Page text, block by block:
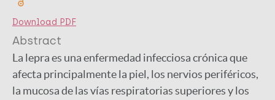
Download PDF
Abstract
La lepra es una enfermedad infecciosa crónica que
afecta principalmente la piel, los nervios periféricos,
la mucosa de las vías respiratorias superiores y los